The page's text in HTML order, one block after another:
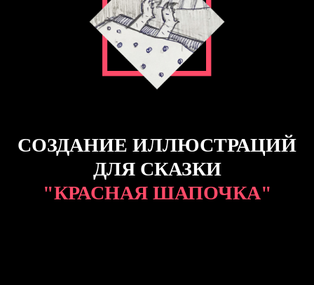
СОЗДАНИЕ ИЛЛЮСТРАЦИЙ
ДЛЯ СКАЗКИ
"КРАСНАЯ ШАПОЧКА"